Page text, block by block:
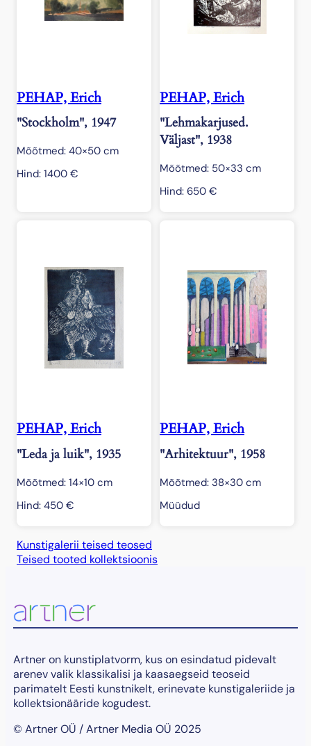
PEHAP, Erich
"Stockholm", 1947
Mõõtmed: 40×50 cm
Hind: 1400 €
PEHAP, Erich
"Lehmakarjused.
Väljast", 1938
Mõõtmed: 50×33 cm
Hind: 650 €
PEHAP, Erich
"Leda ja luik", 1935
Mõõtmed: 14×10 cm
Hind: 450 €
PEHAP, Erich
"Arhitektuur", 1958
Mõõtmed: 38×30 cm
Müüdud
Kunstigalerii teised teosed
Teised tooted kollektsioonis
Artner on kunstiplatvorm, kus on esindatud pidevalt
arenev valik klassikalisi ja kaasaegseid teoseid
parimatelt Eesti kunstnikelt, erinevate kunstigaleriide ja
kollektsionääride kogudest.
© Artner OÜ / Artner Media OÜ 2025